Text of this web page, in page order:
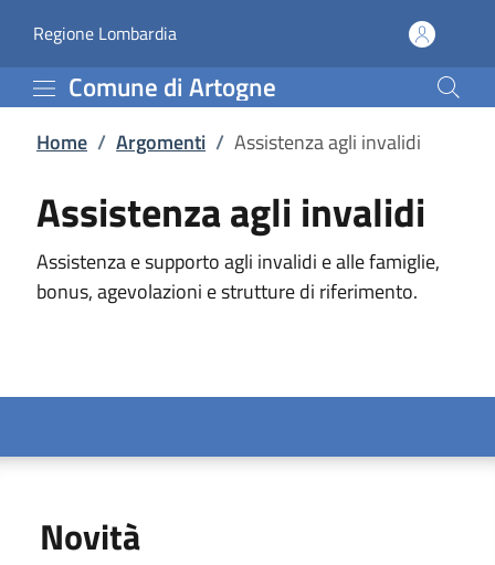
Assistenza agli invalidi
Regione Lombardia(apre in un'altra scheda).
Comune di Artogne
Home / Argomenti / Assistenza agli invalidi
Assistenza agli invalidi
Assistenza e supporto agli invalidi e alle famiglie,
bonus, agevolazioni e strutture di riferimento.
Novità